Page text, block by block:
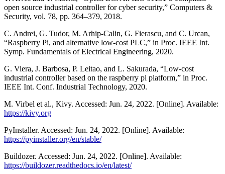
open source industrial controller for cyber security,” Computers &
Security, vol. 78, pp. 364–379, 2018.
C. Andrei, G. Tudor, M. Arhip-Calin, G. Fierascu, and C. Urcan,
“Raspberry Pi, and alternative low-cost PLC,” in Proc. IEEE Int.
Symp. Fundamentals of Electrical Engineering, 2020.
G. Viera, J. Barbosa, P. Leitao, and L. Sakurada, “Low-cost
industrial controller based on the raspberry pi platform,” in Proc.
IEEE Int. Conf. Industrial Technology, 2020.
M. Virbel et al., Kivy. Accessed: Jun. 24, 2022. [Online]. Available:
https://kivy.org
PyInstaller. Accessed: Jun. 24, 2022. [Online]. Available:
https://pyinstaller.org/en/stable/
Buildozer. Accessed: Jun. 24, 2022. [Online]. Available:
https://buildozer.readthedocs.io/en/latest/